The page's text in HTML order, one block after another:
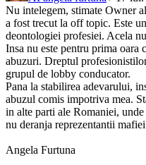
Nu intelegem, stimate Owner
a fost trecut la off topic. Este
deontologiei profesiei. Acela
Insa nu este pentru prima oara
abuzuri. Dreptul
grupul de lobby conducator.
Pana la stabilirea adevarului,
abuzul comis impotriva mea.
in alte parti ale Romaniei,
nu deranja reprezentantii
Angela Furtuna